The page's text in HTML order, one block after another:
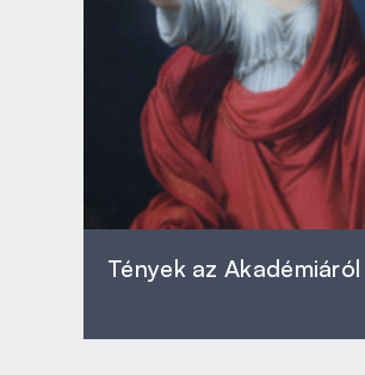
Tények az Akadémiáról